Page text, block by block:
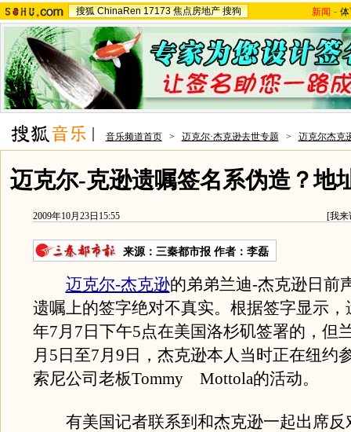
搜狐 ChinaRen 17173 焦点房地产 搜狗 新闻 -
音乐频道首页 > 迈克尔·杰克逊去世专题 > 迈克尔杰克
迈克尔-克逊遗嘱签名系伪造？地
2009年10月23日15:55 [我来
来源： 三秦都市报作者：李磊
迈克尔-杰克逊的弟弟兰迪-杰克逊日前
遗嘱上的签字绝对不真实。根据签字显示，
年7月7日下午5点在美国洛杉矶签署的，但
月5日至7月9日，杰克逊本人当时正在纽约
索尼公司老板Tommy Mottola的活动。
有美国记者联系到和杰克逊一起出席反